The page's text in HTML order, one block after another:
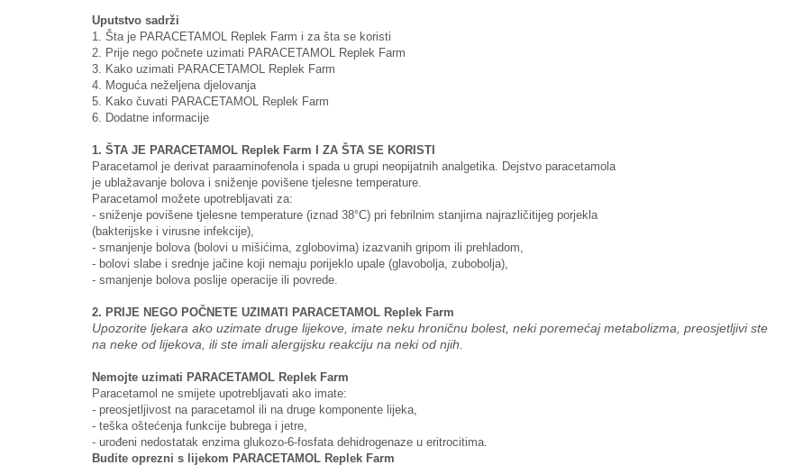
Uputstvo sadrži
1. Šta je PARACETAMOL Replek Farm i za šta se koristi
2. Prije nego počnete uzimati PARACETAMOL Replek Farm
3. Kako uzimati PARACETAMOL Replek Farm
4. Moguća neželjena djelovanja
5. Kako čuvati PARACETAMOL Replek Farm
6. Dodatne informacije
1. ŠTA JE PARACETAMOL Replek Farm I ZA ŠTA SE KORISTI
Paracetamol je derivat paraaminofenola i spada u grupi neopijatnih analgetika. Dejstvo paracetamola
je ublažavanje bolova i sniženje povišene tjelesne temperature.
Paracetamol možete upotrebljavati za:
- sniženje povišene tjelesne temperature (iznad 38°C) pri febrilnim stanjima najrazličitijeg porjekla
(bakterijske i virusne infekcije),
- smanjenje bolova (bolovi u mišićima, zglobovima) izazvanih gripom ili prehladom,
- bolovi slabe i srednje jačine koji nemaju porijeklo upale (glavobolja, zubobolja),
- smanjenje bolova poslije operacije ili povrede.
2. PRIJE NEGO POČNETE UZIMATI PARACETAMOL Replek Farm
Upozorite ljekara ako uzimate druge lijekove, imate neku hroničnu bolest, neki poremećaj metabolizma, preosjetljivi ste
na neke od lijekova, ili ste imali alergijsku reakciju na neki od njih.
Nemojte uzimati PARACETAMOL Replek Farm
Paracetamol ne smijete upotrebljavati ako imate:
- preosjetljivost na paracetamol ili na druge komponente lijeka,
- teška oštećenja funkcije bubrega i jetre,
- urođeni nedostatak enzima glukozo-6-fosfata dehidrogenaze u eritrocitima.
Budite oprezni s lijekom PARACETAMOL Replek Farm